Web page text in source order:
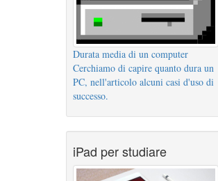
Durata media di un computer
Cerchiamo di capire quanto dura un
PC, nell'articolo alcuni casi d'uso di
successo.
iPad per studiare